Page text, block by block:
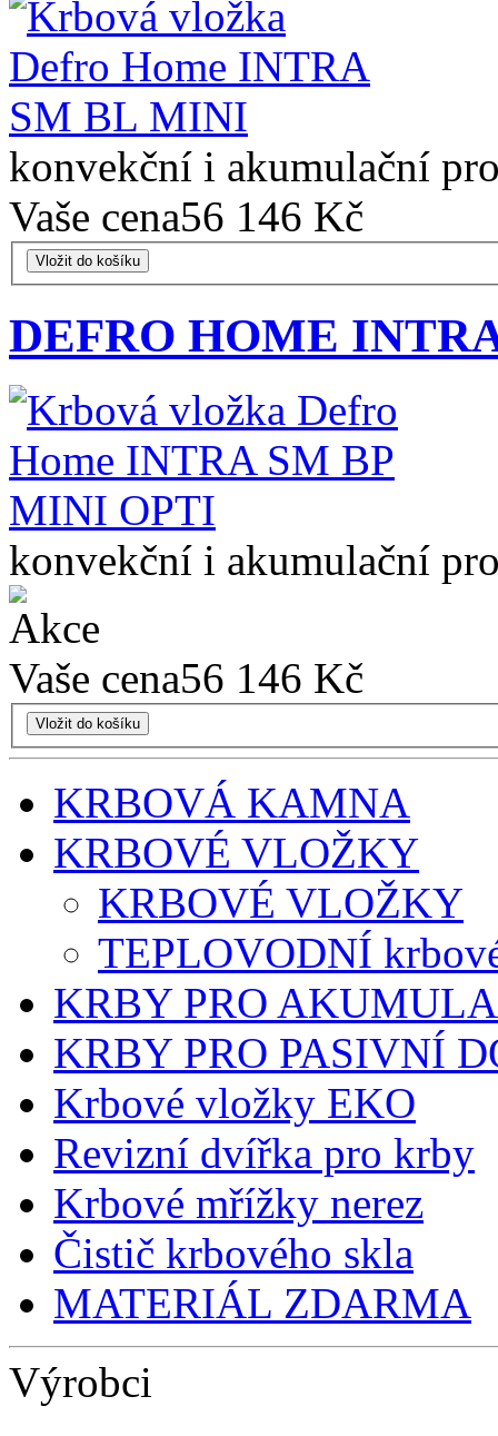
konvekční i akumulační
Vaše cena56 146 Kč
Vložit do košíku
DEFRO HOME
konvekční i akumulační
Vaše cena56 146 Kč
Vložit do košíku
KRBOVÁ KAMNA
KRBOVÉ VLOŽKY
KRBOVÉ VLOŽKY
TEPLOVODNÍ
KRBY PRO
KRBY PRO PASIVNÍ
Krbové vložky EKO
Revizní dvířka pro krby
Krbové mřížky nerez
Čistič krbového skla
MATERIÁL ZDARMA
Výrobci